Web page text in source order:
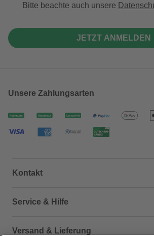
Bitte beachte auch unsere
JETZT ANMELDEN
Unsere Zahlungsarten
Kontakt
Dein Kontakt zu uns
Service & Hilfe
Häufige Fragen (FAQ)
Versand & Lieferung